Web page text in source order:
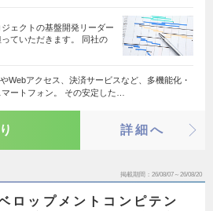
ェクトの基盤開発リーダー
ていただきます。 同社の
Webアクセス、決済サービスなど、多機能化・
ートフォン。 その安定した…
詳細へ
掲載期間 26/08/07～26/08/20
ロップメントコンピテン